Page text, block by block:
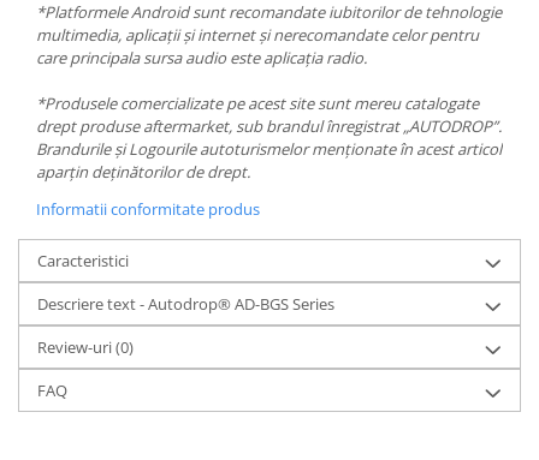
*Platformele Android sunt recomandate iubitorilor de tehnologie
multimedia, aplicații și internet și nerecomandate celor pentru
care principala sursa audio este aplicația radio.
*Produsele comercializate pe acest site sunt mereu catalogate
drept produse aftermarket, sub brandul înregistrat „AUTODROP”.
Brandurile și Logourile autoturismelor menționate în acest articol
aparțin deținătorilor de drept.
Informatii conformitate produs
Caracteristici
Descriere text - Autodrop® AD-BGS Series
Review-uri(0)
FAQ